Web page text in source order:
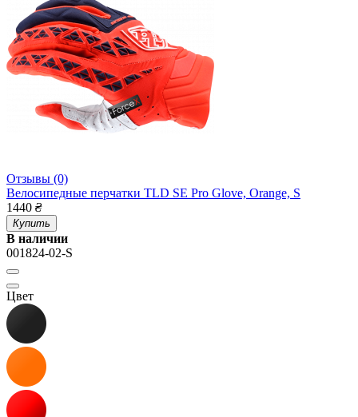
Отзывы (0)
Велосипедные перчатки TLD SE Pro Glove, Orange, S
1440 ₴
Купить
В наличии
001824-02-S
Цвет